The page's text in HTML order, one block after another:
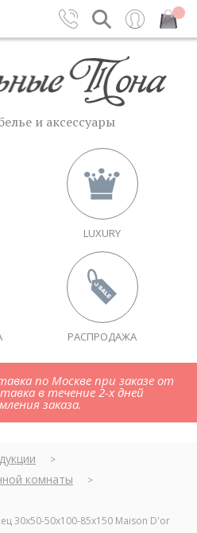
Вход Закрыть
и аксессуары
LUXURY
РАСПРОДАЖА
по Москве при заказе от
в течение 2-х дней
заказа.
>
комнаты >
30x50-50x100-85x150 Maison D'or